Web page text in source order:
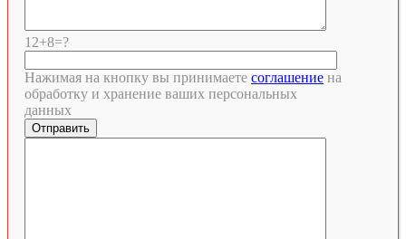
12+8=?
Нажимая на кнопку вы принимаете соглашение на
обработку и хранение ваших персональных
данных